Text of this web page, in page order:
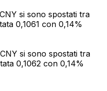
si sono spostati tra
0,1061 con 0,14%
si sono spostati tra
0,1062 con 0,14%